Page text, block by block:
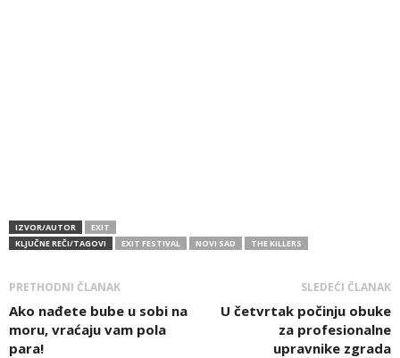
IZVOR/AUTOR
EXIT
KLJUČNE REČI/TAGOVI
EXIT FESTIVAL NOVI SAD THE KILLERS
PRETHODNI ČLANAK
Ako nađete bube u sobi na
moru, vraćaju vam pola
para!
SLEDEĆI ČLANAK
U četvrtak počinju obuke
za profesionalne
upravnike zgrada